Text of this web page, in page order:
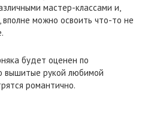
мастер-классами и,
вполне можно освоить что-то не
будет оценен по
вышитые рукой любимой
романтично.